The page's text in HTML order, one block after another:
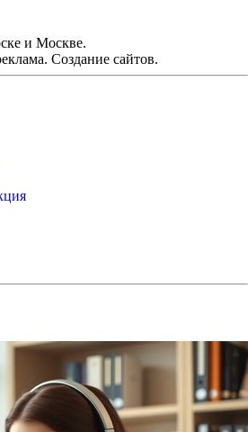
и Москве.
Создание сайтов.